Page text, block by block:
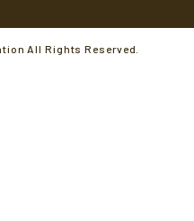
All Rights Reserved.